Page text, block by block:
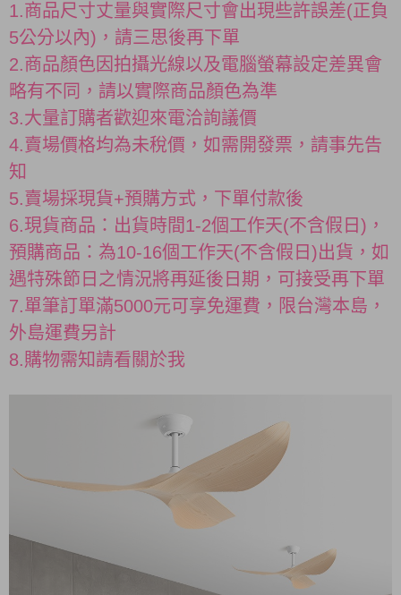
1.商品尺寸丈量與實際尺寸會出現些許誤差(正負
5公分以內)，請三思後再下單
2.商品顏色因拍攝光線以及電腦螢幕設定差異會
略有不同，請以實際商品顏色為準
3.大量訂購者歡迎來電洽詢議價
4.賣場價格均為未稅價，如需開發票，請事先告
知
5.賣場採現貨+預購方式，下單付款後
6.現貨商品：出貨時間1-2個工作天(不含假日)，
預購商品：為10-16個工作天(不含假日)出貨，如
遇特殊節日之情況將再延後日期，可接受再下單
7.單筆訂單滿5000元可享免運費，限台灣本島，
外島運費另計
8.購物需知請看關於我